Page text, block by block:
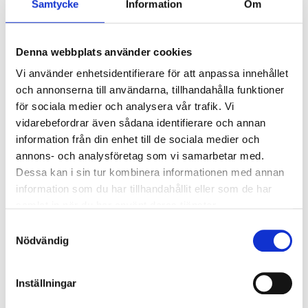
Samtycke Information Om
Denna webbplats använder cookies
Vi använder enhetsidentifierare för att anpassa innehållet
och annonserna till användarna, tillhandahålla funktioner
för sociala medier och analysera vår trafik. Vi
vidarebefordrar även sådana identifierare och annan
information från din enhet till de sociala medier och
annons- och analysföretag som vi samarbetar med.
Dessa kan i sin tur kombinera informationen med annan
information som du har tillhandahållit eller som de har
Nödvändig
Inställningar
Ljusstyrning
Sensor:
PIR-sensor
Nödljus
Nödljus: Nej
Anslutning
Dubbla införingshål på armaturens baksida, samt
centrum. 230V reläutgång från sensorn för